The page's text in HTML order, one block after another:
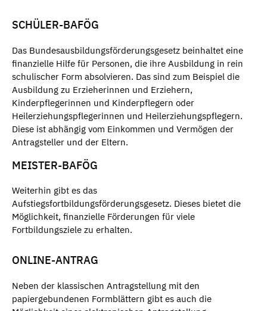
SCHÜLER-BAFÖG
Das Bundesausbildungsförderungsgesetz beinhaltet eine
finanzielle Hilfe für Personen, die ihre Ausbildung in rein
schulischer Form absolvieren. Das sind zum Beispiel die
Ausbildung zu Erzieherinnen und Erziehern,
Kinderpflegerinnen und Kinderpflegern oder
Heilerziehungspflegerinnen und Heilerziehungspflegern.
Diese ist abhängig vom Einkommen und Vermögen der
Antragsteller und der Eltern.
MEISTER-BAFÖG
Weiterhin gibt es das
Aufstiegsfortbildungsförderungsgesetz. Dieses bietet die
Möglichkeit, finanzielle Förderungen für viele
Fortbildungsziele zu erhalten.
ONLINE-ANTRAG
Neben der klassischen Antragstellung mit den
papiergebundenen Formblättern gibt es auch die